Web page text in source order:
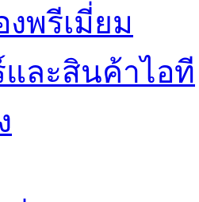
พรีเมี่ยม
และสินค้าไอที